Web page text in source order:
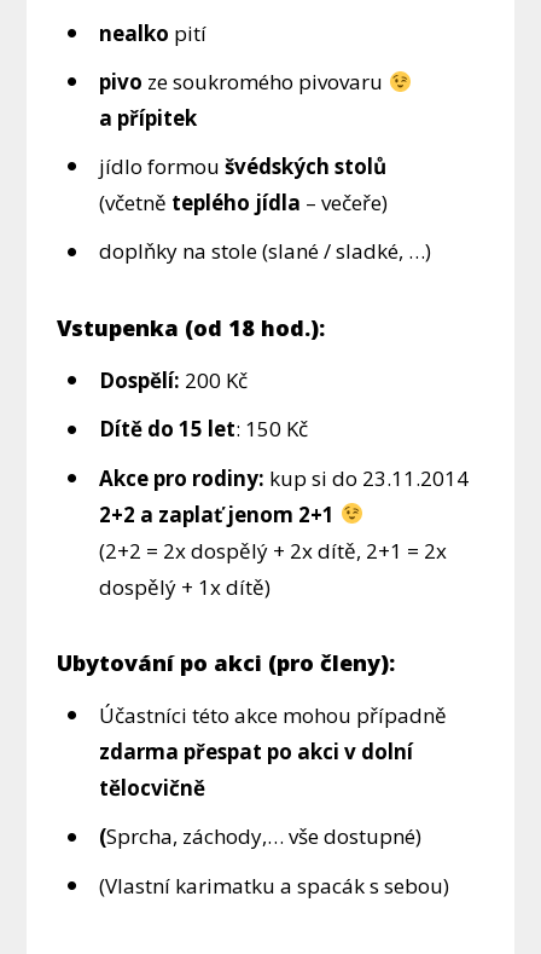
nealko pití
pivo ze soukromého pivovaru
a přípitek
jídlo formoušvédských stolů
(včetně teplého jídla – večeře)
doplňky na stole (slané / sladké, …)
Vstupenka (od 18 hod.):
Dospělí: 200 Kč
Dítě do 15 let: 150 Kč
Akce pro rodiny: kup si do 23.11.2014
2+2 a zaplať jenom 2+1
(2+2 = 2x dospělý + 2x dítě, 2+1 = 2x
dospělý + 1x dítě)
Ubytování po akci (pro členy):
Účastníci této akce mohou případně
zdarma přespat po akci v dolní
tělocvičně
(Sprcha, záchody,… vše dostupné)
(Vlastní karimatku a spacák s sebou)